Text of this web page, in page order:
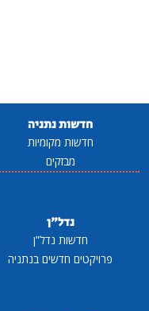
חדשות נתניה
חדשות מקומיות
מבזקים
נדל"ן
חדשות נדל"ן
פרויקטים חדשים בנתניה